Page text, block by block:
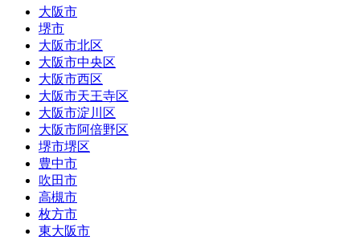
大阪市
堺市
大阪市北区
大阪市中央区
大阪市西区
大阪市天王寺区
大阪市淀川区
大阪市阿倍野区
堺市堺区
豊中市
吹田市
高槻市
枚方市
東大阪市